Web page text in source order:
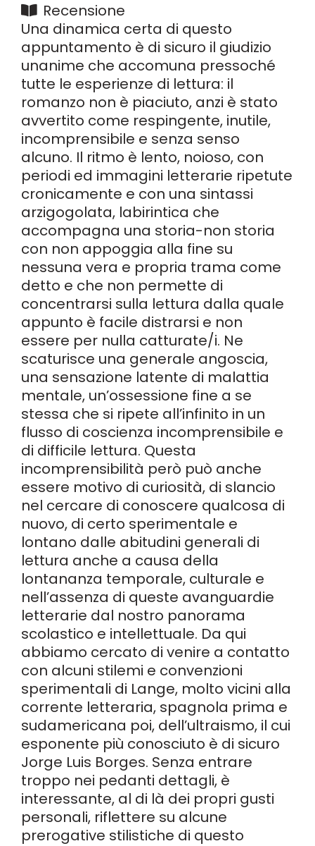
Recensione
Una dinamica certa di questo
appuntamento è di sicuro il giudizio
unanime che accomuna pressoché
tutte le esperienze di lettura: il
romanzo non è piaciuto, anzi è stato
avvertito come respingente, inutile,
incomprensibile e senza senso
alcuno. Il ritmo è lento, noioso, con
periodi ed immagini letterarie ripetute
cronicamente e con una sintassi
arzigogolata, labirintica che
accompagna una storia-non storia
con non appoggia alla fine su
nessuna vera e propria trama come
detto e che non permette di
concentrarsi sulla lettura dalla quale
appunto è facile distrarsi e non
essere per nulla catturate/i. Ne
scaturisce una generale angoscia,
una sensazione latente di malattia
mentale, un’ossessione fine a se
stessa che si ripete all’infinito in un
flusso di coscienza incomprensibile e
di difficile lettura. Questa
incomprensibilità però può anche
essere motivo di curiosità, di slancio
nel cercare di conoscere qualcosa di
nuovo, di certo sperimentale e
lontano dalle abitudini generali di
lettura anche a causa della
lontananza temporale, culturale e
nell’assenza di queste avanguardie
letterarie dal nostro panorama
scolastico e intellettuale. Da qui
abbiamo cercato di venire a contatto
con alcuni stilemi e convenzioni
sperimentali di Lange, molto vicini alla
corrente letteraria, spagnola prima e
sudamericana poi, dell’ultraismo, il cui
esponente più conosciuto è di sicuro
Jorge Luis Borges. Senza entrare
troppo nei pedanti dettagli, è
interessante, al di là dei propri gusti
personali, riflettere su alcune
prerogative stilistiche di questo